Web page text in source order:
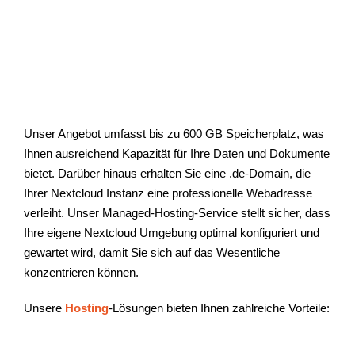
Unser Angebot umfasst bis zu 600 GB Speicherplatz, was
Ihnen ausreichend Kapazität für Ihre Daten und Dokumente
bietet. Darüber hinaus erhalten Sie eine .de-Domain, die
Ihrer Nextcloud Instanz eine professionelle Webadresse
verleiht. Unser Managed-Hosting-Service stellt sicher, dass
Ihre eigene Nextcloud Umgebung optimal konfiguriert und
gewartet wird, damit Sie sich auf das Wesentliche
konzentrieren können.
Unsere Hosting-Lösungen bieten Ihnen zahlreiche Vorteile: